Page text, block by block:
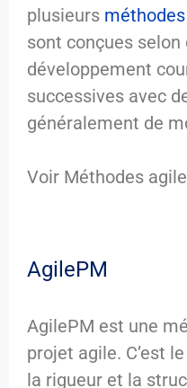
plusieurs
sont conçues selon
développement
successives avec
généralement de
Voir Méthodes
AgilePM
AgilePM est une
projet agile. C’est
la rigueur et la